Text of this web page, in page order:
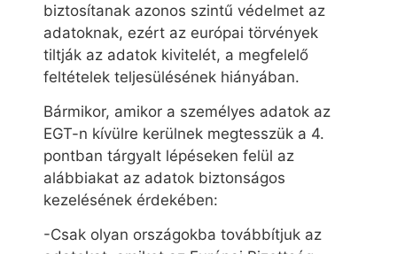
biztosítanak azonos szintű védelmet az
adatoknak, ezért az európai törvények
tiltják az adatok kivitelét, a megfelelő
feltételek teljesülésének hiányában.
Bármikor, amikor a személyes adatok az
EGT-n kívülre kerülnek megtesszük a 4.
pontban tárgyalt lépéseken felül az
alábbiakat az adatok biztonságos
kezelésének érdekében:
-Csak olyan országokba továbbítjuk az